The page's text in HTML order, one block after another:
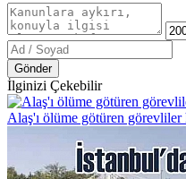
Gönder
İlginizi Çekebilir
Alaş'ı ölüme götüren görevliler